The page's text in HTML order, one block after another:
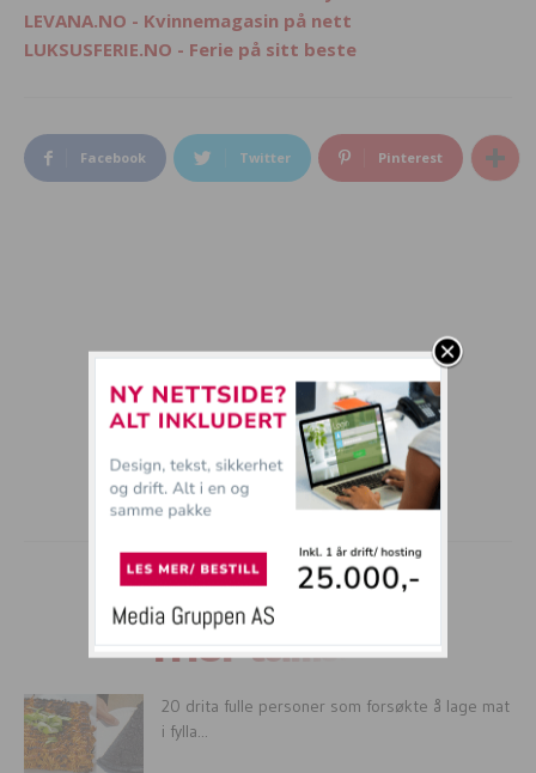
LEVANA.NO - Kvinnemagasin på nett
LUKSUSFERIE.NO - Ferie på sitt beste
Facebook Twitter Pinterest
mer tullball
20 drita fulle personer som forsøkte å lage mat
i fylla...